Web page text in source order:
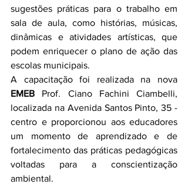
sugestões práticas para o trabalho em
sala de aula, como histórias, músicas,
dinâmicas e atividades artísticas, que
podem enriquecer o plano de ação das
escolas municipais.
EMEB Prof. Ciano Fachini Ciambelli,
localizada na Avenida Santos Pinto, 35 -
centro e proporcionou aos educadores
um momento de aprendizado e de
fortalecimento das práticas pedagógicas
voltadas para a conscientização
ambiental.